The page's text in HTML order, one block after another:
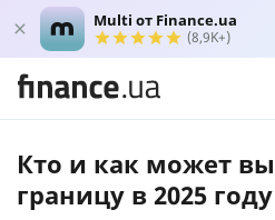
Multi от Finance.ua
(8,9K+)
Кто и как может
границу в 2025 году